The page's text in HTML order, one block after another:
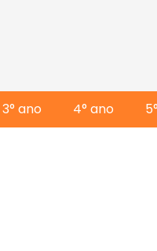
3° ano 4° ano